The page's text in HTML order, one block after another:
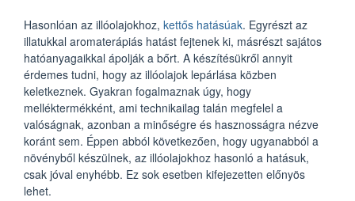
Hasonlóan az illóolajokhoz, kettős hatásúak. Egyrészt az
illatukkal aromaterápiás hatást fejtenek ki, másrészt sajátos
hatóanyagaikkal ápolják a bőrt. A készítésükről annyit
érdemes tudni, hogy az illóolajok lepárlása közben
keletkeznek. Gyakran fogalmaznak úgy, hogy
melléktermékként, ami technikailag talán megfelel a
valóságnak, azonban a minőségre és hasznosságra nézve
koránt sem. Éppen abból következően, hogy ugyanabból a
növényből készülnek, az illóolajokhoz hasonló a hatásuk,
csak jóval enyhébb. Ez sok esetben kifejezetten előnyös
lehet.